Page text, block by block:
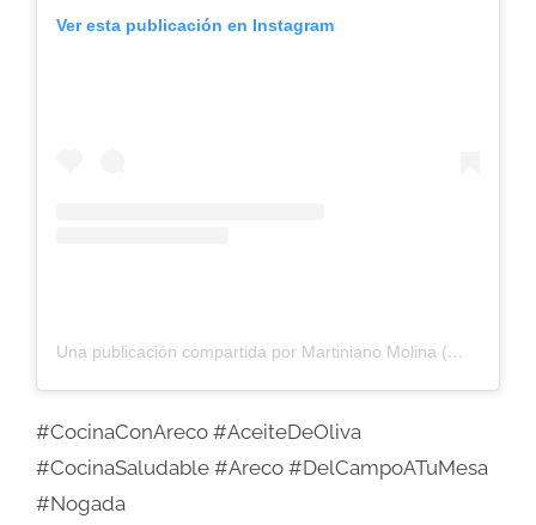
Ver esta publicación en Instagram
Una publicación compartida por Martiniano Molina (@martiniano_molina)
#CocinaConAreco #AceiteDeOliva
#CocinaSaludable #Areco #DelCampoATuMesa
#Nogada